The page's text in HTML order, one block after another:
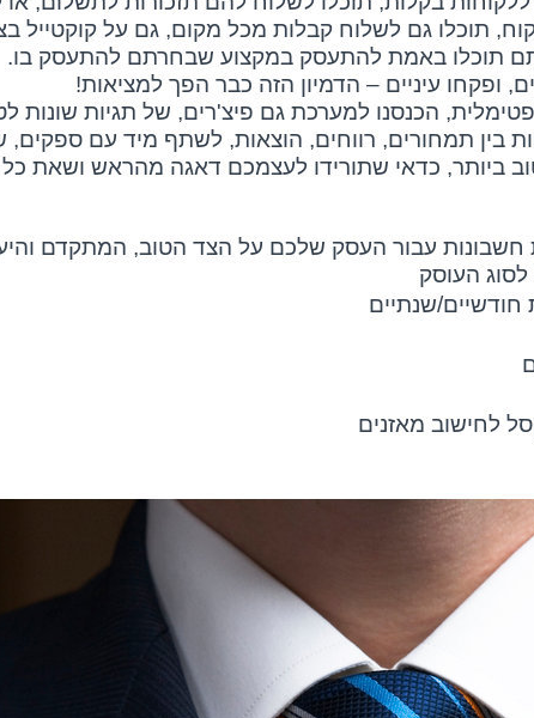
תוכלו גם לשלוח קבלות מכל מקום, גם על קוקטייל
תוכלו באמת להתעסק במקצוע שבחרתם להתעסק בו.
ופקחו עיניים – הדמיון הזה כבר הפך למציאות!
הכנסנו למערכת גם פיצ'רים, של תגיות שונות
בין תמחורים, רווחים, הוצאות, לשתף מיד עם ספקים,
ביותר, כדאי שתורידו לעצמכם דאגה מהראש ושאת
חשבונות עבור העסק שלכם על הצד הטוב, המתקדם
העוסק
חודשיים/שנתיים
לחישוב מאזנים